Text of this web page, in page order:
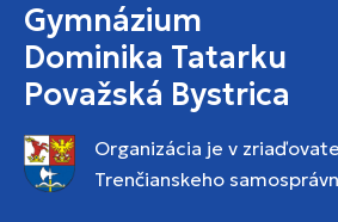
Gymnázium
Dominika Tatarku
Považská Bystrica
Organizácia je v
Trenčianskeho